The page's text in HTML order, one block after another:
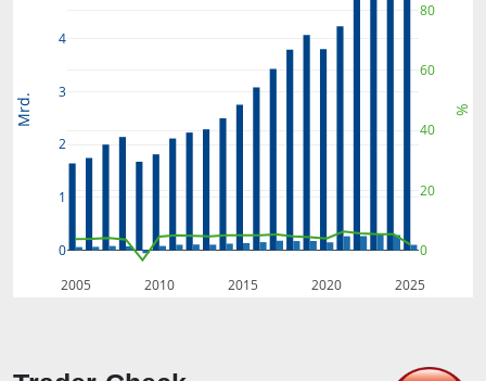
2005 2010 2015 2020 2025
0
1
2
3
4
0
20
40
60
80
Mrd. %